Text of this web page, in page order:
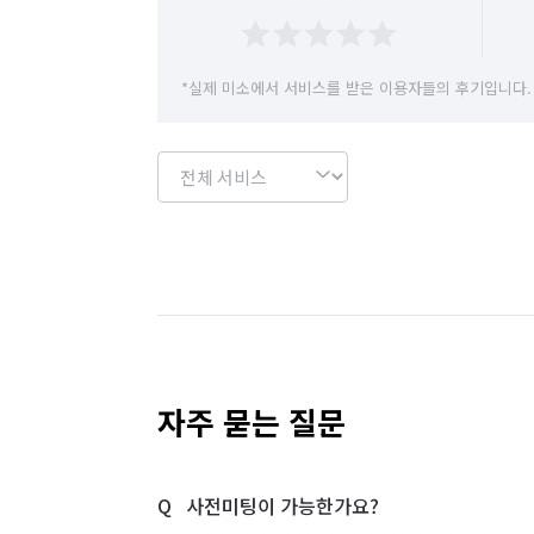
*실제 미소에서 서비스를 받은 이용자들의 후기입니다.
자주 묻는 질문
사전미팅이 가능한가요?